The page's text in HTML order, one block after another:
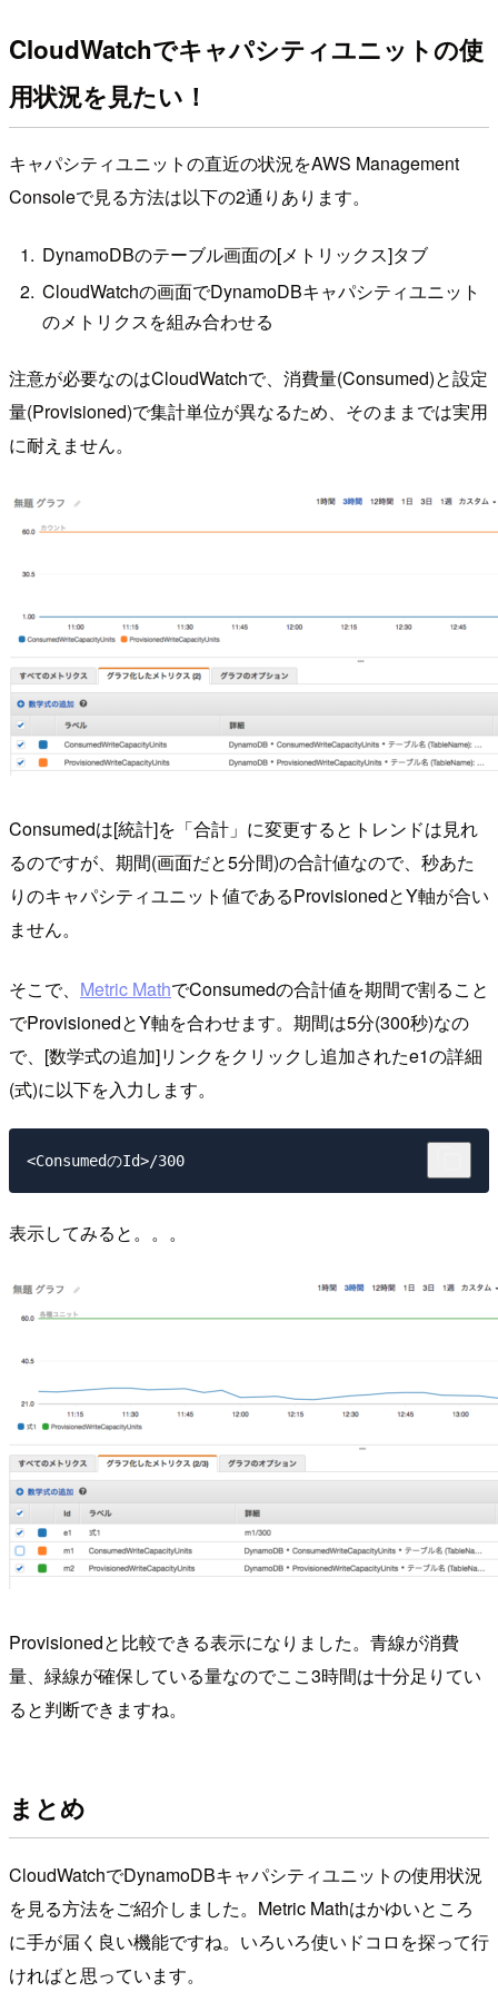
CloudWatchでキャパシティユニットの使
用状況を見たい！
キャパシティユニットの直近の状況をAWS Management
Consoleで見る方法は以下の2通りあります。
DynamoDBのテーブル画面の[メトリックス]タブ
CloudWatchの画面でDynamoDBキャパシティユニット
のメトリクスを組み合わせる
注意が必要なのはCloudWatchで、消費量(Consumed)と設定
量(Provisioned)で集計単位が異なるため、そのままでは実用
に耐えません。
Consumedは[統計]を「合計」に変更するとトレンドは見れ
るのですが、期間(画面だと5分間)の合計値なので、秒あた
りのキャパシティユニット値であるProvisionedとY軸が合い
ません。
そこで、 Metric MathでConsumedの合計値を期間で割ること
でProvisionedとY軸を合わせます。期間は5分(300秒)なの
で、[数学式の追加]リンクをクリックし追加されたe1の詳細
(式)に以下を入力します。
表示してみると。。。
Provisionedと比較できる表示になりました。青線が消費
量、緑線が確保している量なのでここ3時間は十分足りてい
ると判断できますね。
まとめ
CloudWatchでDynamoDBキャパシティユニットの使用状況
を見る方法をご紹介しました。Metric Mathはかゆいところ
に手が届く良い機能ですね。いろいろ使いドコロを探って行
ければと思っています。